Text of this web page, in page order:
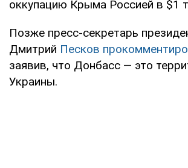
оккупацию Крыма Россией в $1
Позже пресс-секретарь
Дмитрий Песков
заявив, что Донбасс — это
Украины.